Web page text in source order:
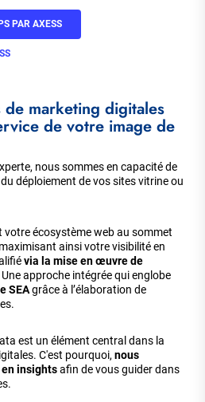
PAR AXESS
de marketing digitales
de votre image de
nous sommes en capacité de
déploiement de vos sites vitrine ou
votre écosystème web au sommet
ainsi votre visibilité en
via la mise en œuvre de
Une approche intégrée qui englobe
SEAgrâce à l’élaboration de
est un élément central dans la
C'est pourquoi, nous
insightsafin de vous guider dans